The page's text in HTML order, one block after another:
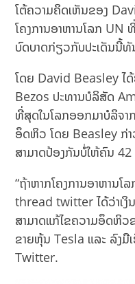
ໂຕ້ຄວາມຄິດເຫັນຂອງ
ໂຄງການອາຫານໂລກ UN
ບົດບາດກ່ຽວກັບປະເດັນນີ້
ໂດຍ David Beasley ໄ
Bezos ປະທານບໍລິສັດ
ທີ່ສຸດໃນໂລກອອກມາບໍລິຈ
ອຶດຫິວ ໂດຍ Beasley ກ່າ
ສາມາດປ້ອງກັນບໍ່ໃຫ້ຄົນ
“ຖ້າຫາກໂຄງການອາຫານ
thread twitter ໄດ້ວ່າເງິ
ສາມາດແກ້ໄຂຄວາມອຶດຫິວ
ຂາຍຫຸ້ນ Tesla ແລະ ລົງມື
Twitter.